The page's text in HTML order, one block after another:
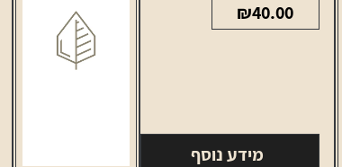
₪40.00
מידע נוסף